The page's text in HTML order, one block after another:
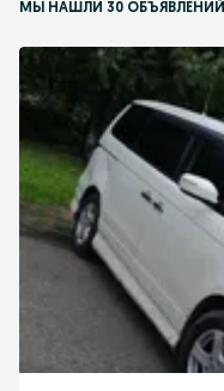
МЫ НАШЛИ 30 ОБЪЯВЛЕНИЙ